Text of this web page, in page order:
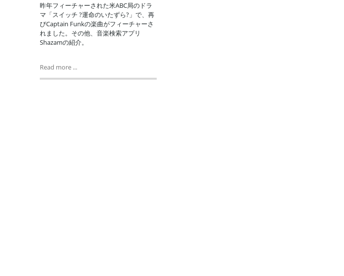
昨年フィーチャーされた米ABC局のドラ
マ「スイッチ ?運命のいたずら?」で、再
びCaptain Funkの楽曲がフィーチャーさ
れました。その他、音楽検索アプリ
Shazamの紹介。
Read more ...